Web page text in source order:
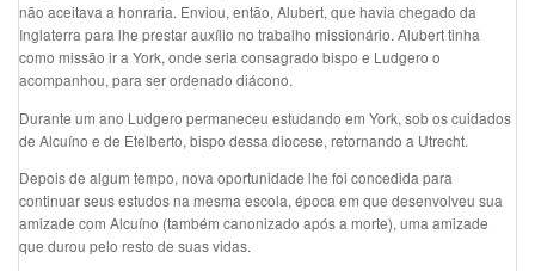
não aceitava a honraria. Enviou, então, Alubert, que havia chegado da
Inglaterra para lhe prestar auxílio no trabalho missionário. Alubert tinha
como missão ir a York, onde seria consagrado bispo e Ludgero o
acompanhou, para ser ordenado diácono.
Durante um ano Ludgero permaneceu estudando em York, sob os cuidados
de Alcuíno e de Etelberto, bispo dessa diocese, retornando a Utrecht.
Depois de algum tempo, nova oportunidade lhe foi concedida para
continuar seus estudos na mesma escola, época em que desenvolveu sua
amizade com Alcuíno (também canonizado após a morte), uma amizade
que durou pelo resto de suas vidas.